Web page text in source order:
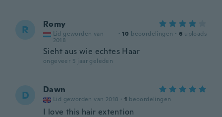
R Romy
Lid geworden van
2018
· 10 beoordelingen · 6 uploads
Sieht aus wie echtes Haar
ongeveer 5 jaar geleden
D Dawn
Lid geworden van 2018 · 1 beoordelingen
I love this hair extention